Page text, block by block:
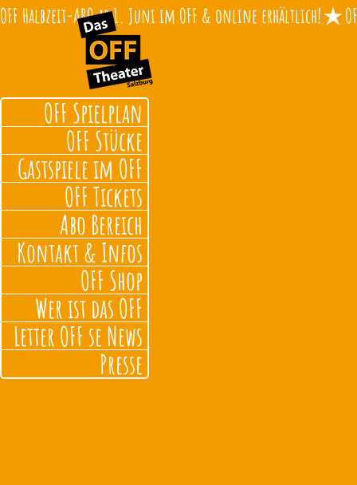
OFF Halbzeit-ABO ab 1. Juni im OFF & online erhältlich!
OFF Spielplan
OFF Stücke
Gastspiele im OFF
OFF Tickets
Abo Bereich
Kontakt & Infos
OFF Shop
Wer ist das OFF
Letter OFF se News
Presse